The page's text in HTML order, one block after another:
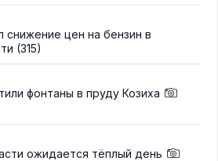
снижение цен на бензин в
(315)
фонтаны в пруду Козиха
ожидается тёплый день